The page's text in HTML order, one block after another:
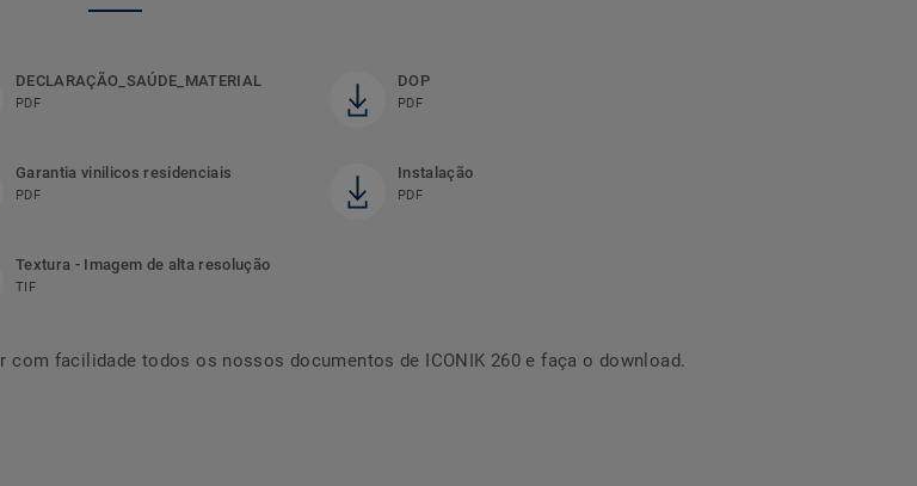
DECLARAÇÃO_SAÚDE_MATERIAL
PDF
DOP
PDF
Garantia vinilicos residenciais
PDF
Instalação
PDF
Textura - Imagem de alta resolução
TIF
facilidade todos os nossos documentos de ICONIK 260 e faça o download.